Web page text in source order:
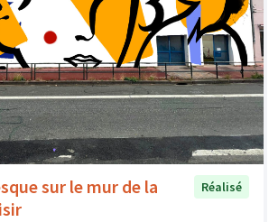
sur le mur de la
Réalisé